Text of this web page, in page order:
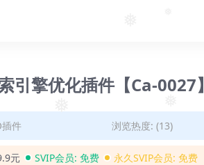
❅ ❅
擎优化插件【Ca-0027】
插件 浏览热度: (13)
元 SVIP会员: 免费 永久SVIP会员: 免费